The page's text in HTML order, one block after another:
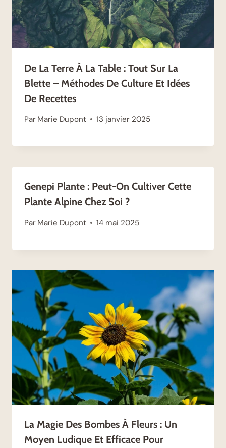
De La Terre À La Table : Tout Sur La
Blette – Méthodes De Culture Et Idées
De Recettes
Par Marie Dupont 13 janvier 2025
Genepi Plante : Peut-On Cultiver Cette
Plante Alpine Chez Soi ?
Par Marie Dupont 14 mai 2025
La Magie Des Bombes À Fleurs : Un
Moyen Ludique Et Efficace Pour